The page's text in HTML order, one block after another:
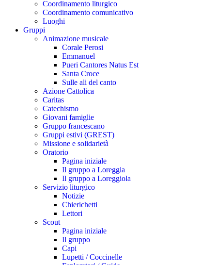
Coordinamento liturgico
Coordinamento comunicativo
Luoghi
Gruppi
Animazione musicale
Corale Perosi
Emmanuel
Pueri Cantores Natus Est
Santa Croce
Sulle ali del canto
Azione Cattolica
Caritas
Catechismo
Giovani famiglie
Gruppo francescano
Gruppi estivi (GREST)
Missione e solidarietà
Oratorio
Pagina iniziale
Il gruppo a Loreggia
Il gruppo a Loreggiola
Servizio liturgico
Notizie
Chierichetti
Lettori
Scout
Pagina iniziale
Il gruppo
Capi
Lupetti / Coccinelle